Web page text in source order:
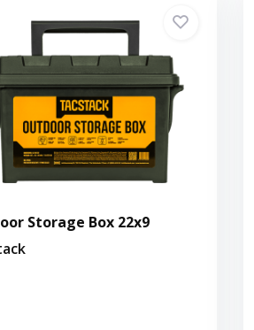
Storage Box 22x9